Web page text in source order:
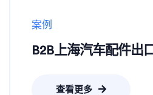
案例
B2B上海汽车配件出
查看更多